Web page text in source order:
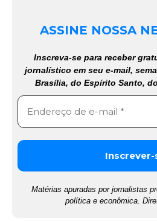
ASSINE NOSSA
Inscreva-se para receber
jornalístico em seu e-mail,
Brasília, do Espírito Santo,
Matérias apuradas por jornalistas
política e econômica.